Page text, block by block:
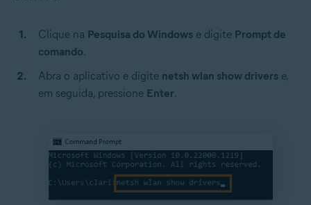
Clique na Pesquisa do Windows e digite Prompt de
comando.
Abra o aplicativo e digite netsh wlan show drivers e,
em seguida, pressione Enter.